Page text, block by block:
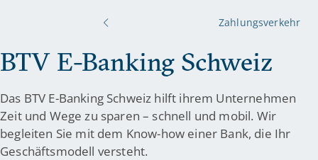
Zahlungsverkehr
BTV E-Banking Schweiz
Das BTV E-Banking Schweiz hilft ihrem Unternehmen
Zeit und Wege zu sparen – schnell und mobil. Wir
begleiten Sie mit dem Know-how einer Bank, die Ihr
Geschäftsmodell versteht.